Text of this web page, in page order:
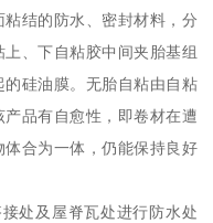
结的防水、密封材料，分
、下自粘胶中间夹胎基组
硅油膜。无胎自粘由自粘
品有自愈性，即卷材在遭
合为一体，仍能保持良好
处及屋脊瓦处进行防水处